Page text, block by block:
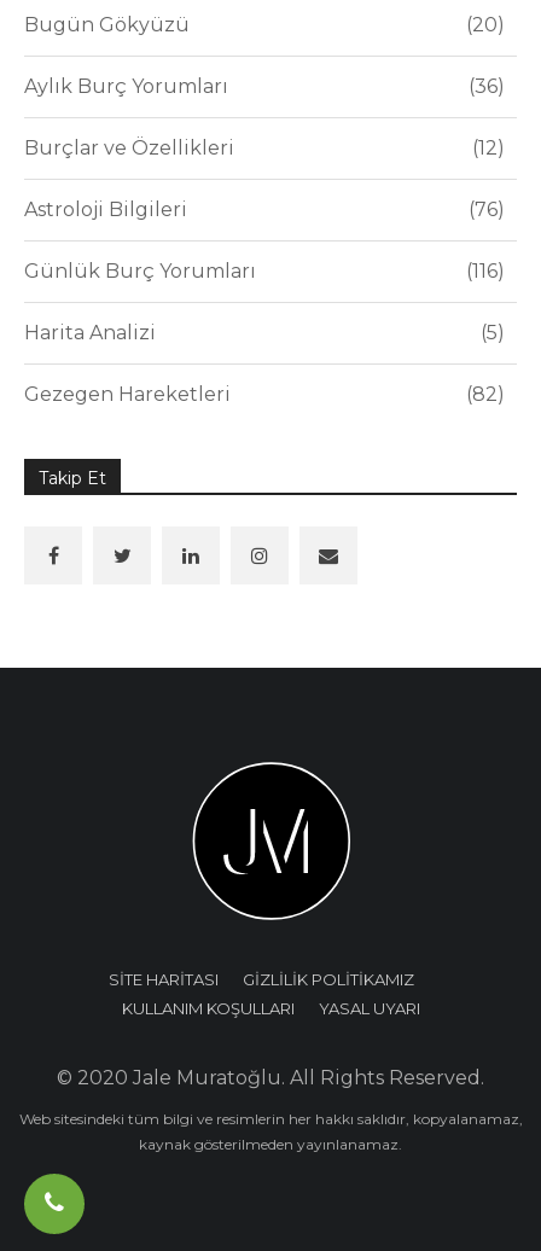
Bugün Gökyüzü 20
Aylık Burç Yorumları 36
Burçlar ve Özellikleri 12
Astroloji Bilgileri 76
Günlük Burç Yorumları 116
Harita Analizi 5
Gezegen Hareketleri 82
Takip Et
SİTE HARİTASI
GİZLİLİK POLİTİKAMIZ
KULLANIM KOŞULLARI
YASAL UYARI
© 2020 Jale Muratoğlu. All Rights Reserved.
Web sitesindeki tüm bilgi ve resimlerin her hakkı saklıdır, kopyalanamaz,
kaynak gösterilmeden yayınlanamaz.